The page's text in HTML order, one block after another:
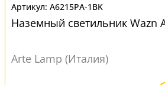
A6215PA-1BK
Наземный светильник Wazn
Arte Lamp (Италия)